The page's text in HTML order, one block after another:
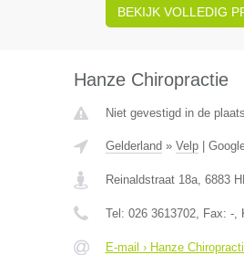
BEKIJK VOLLEDIG
Hanze Chiropractie
Niet gevestigd in de
Gelderland » Velp|
Reinaldstraat 18a, 6883
Tel: 026 3613702, Fax: -,
E-mail › Hanze